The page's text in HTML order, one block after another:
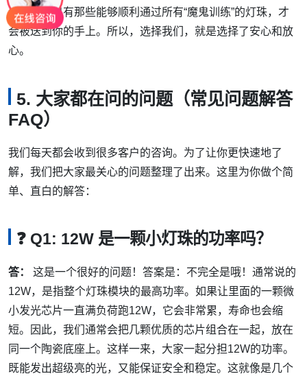
试等等。只有那些能够顺利通过所有“魔鬼训练”的灯珠，才
会被送到你的手上。所以，选择我们，就是选择了安心和放
心。
5. 大家都在问的问题（常见问题解答
FAQ）
我们每天都会收到很多客户的咨询。为了让你更快速地了
解，我们把大家最关心的问题整理了出来。这里为你做个简
单、直白的解答：
❓ Q1: 12W 是一颗小灯珠的功率吗？
答：
这是一个很好的问题！答案是：不完全是哦！通常说的
12W，是指整个灯珠模块的最高功率。如果让里面的一颗微
小发光芯片一直满负荷跑12W，它会非常累，寿命也会缩
短。因此，我们通常会把几颗优质的芯片组合在一起，放在
同一个陶瓷底座上。这样一来，大家一起分担12W的功率。
既能发出超级亮的光，又能保证安全和稳定。这就像是几个